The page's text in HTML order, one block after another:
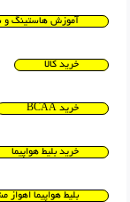
آموزش هاستینگ و
خرید کالا
خرید BCAA
خرید بلیط هواپیما
بلیط هواپیما اهواز